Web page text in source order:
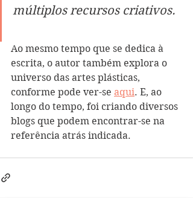
múltiplos recursos criativos.
Ao mesmo tempo que se dedica à
escrita, o autor também explora o
universo das artes plásticas,
conforme pode ver-se aqui. E, ao
longo do tempo, foi criando diversos
blogs que podem encontrar-se na
referência atrás indicada.